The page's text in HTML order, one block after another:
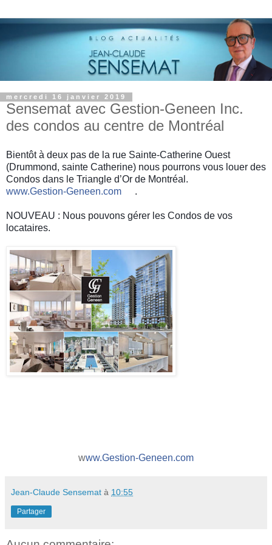
mercredi 16 janvier 2019
Sensemat avec Gestion-Geneen Inc.
des condos au centre de Montréal
Bientôt à deux pas de la rue Sainte-Catherine Ouest
(Drummond, sainte Catherine) nous pourrons vous louer des
Condos dans le Triangle d’Or de Montréal.
www.Gestion-Geneen.com
🇨🇦
.
NOUVEAU : Nous pouvons gérer les Condos de vos
locataires.
www.Gestion-Geneen.com
Jean-Claude Sensemat à 10:55
Partager